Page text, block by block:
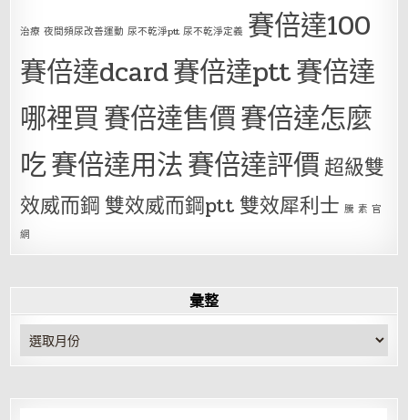
治療 夜間頻尿改善運動 尿不乾淨ptt 尿不乾淨定義 賽倍達100
賽倍達dcard賽倍達ptt賽倍達
哪裡買賽倍達售價賽倍達怎麼
吃賽倍達用法賽倍達評價超級雙
效威而鋼 雙效威而鋼ptt 雙效犀利士 騰 素 官
網
彙整
彙
整